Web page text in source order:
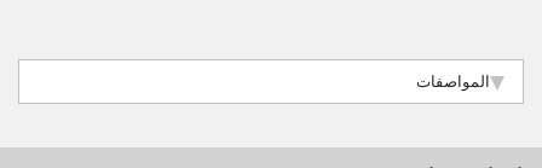
المواصفات